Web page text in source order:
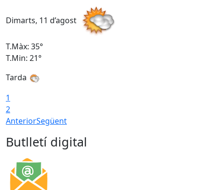
Dimarts, 11 d’agost
T.Màx: 35°
T.Min: 21°
Tarda
1
2
AnteriorSegüent
Butlletí digital